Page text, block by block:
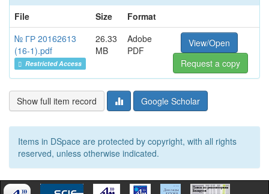
File
Size
Format
№ ГР 20162613
(16-1).pdf
Restricted Access
26.33
MB
Adobe
PDF
View/Open
Request a copy
Show full item record Google Scholar
Items in DSpace are protected by copyright, with all rights
reserved, unless otherwise indicated.